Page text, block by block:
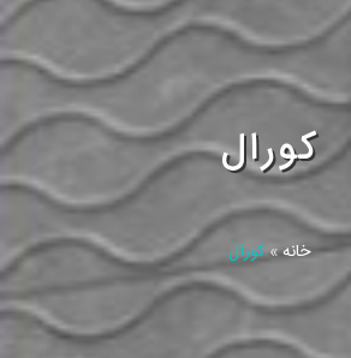
کورال
خانه»کورال